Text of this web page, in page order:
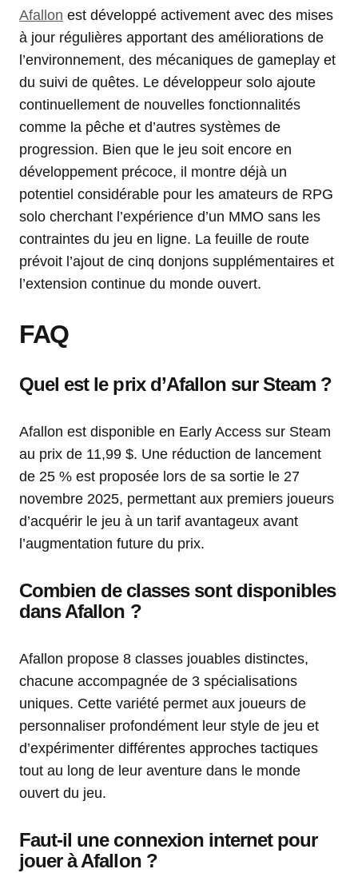
Afallon est développé activement avec des mises
à jour régulières apportant des améliorations de
l’environnement, des mécaniques de gameplay et
du suivi de quêtes. Le développeur solo ajoute
continuellement de nouvelles fonctionnalités
comme la pêche et d’autres systèmes de
progression. Bien que le jeu soit encore en
développement précoce, il montre déjà un
potentiel considérable pour les amateurs de RPG
solo cherchant l’expérience d’un MMO sans les
contraintes du jeu en ligne. La feuille de route
prévoit l’ajout de cinq donjons supplémentaires et
l’extension continue du monde ouvert.
FAQ
Quel est le prix d’Afallon sur Steam ?
Afallon est disponible en Early Access sur Steam
au prix de 11,99 $. Une réduction de lancement
de 25 % est proposée lors de sa sortie le 27
novembre 2025, permettant aux premiers joueurs
d’acquérir le jeu à un tarif avantageux avant
l’augmentation future du prix.
Combien de classes sont disponibles
dans Afallon ?
Afallon propose 8 classes jouables distinctes,
chacune accompagnée de 3 spécialisations
uniques. Cette variété permet aux joueurs de
personnaliser profondément leur style de jeu et
d’expérimenter différentes approches tactiques
tout au long de leur aventure dans le monde
ouvert du jeu.
Faut-il une connexion internet pour
jouer à Afallon ?